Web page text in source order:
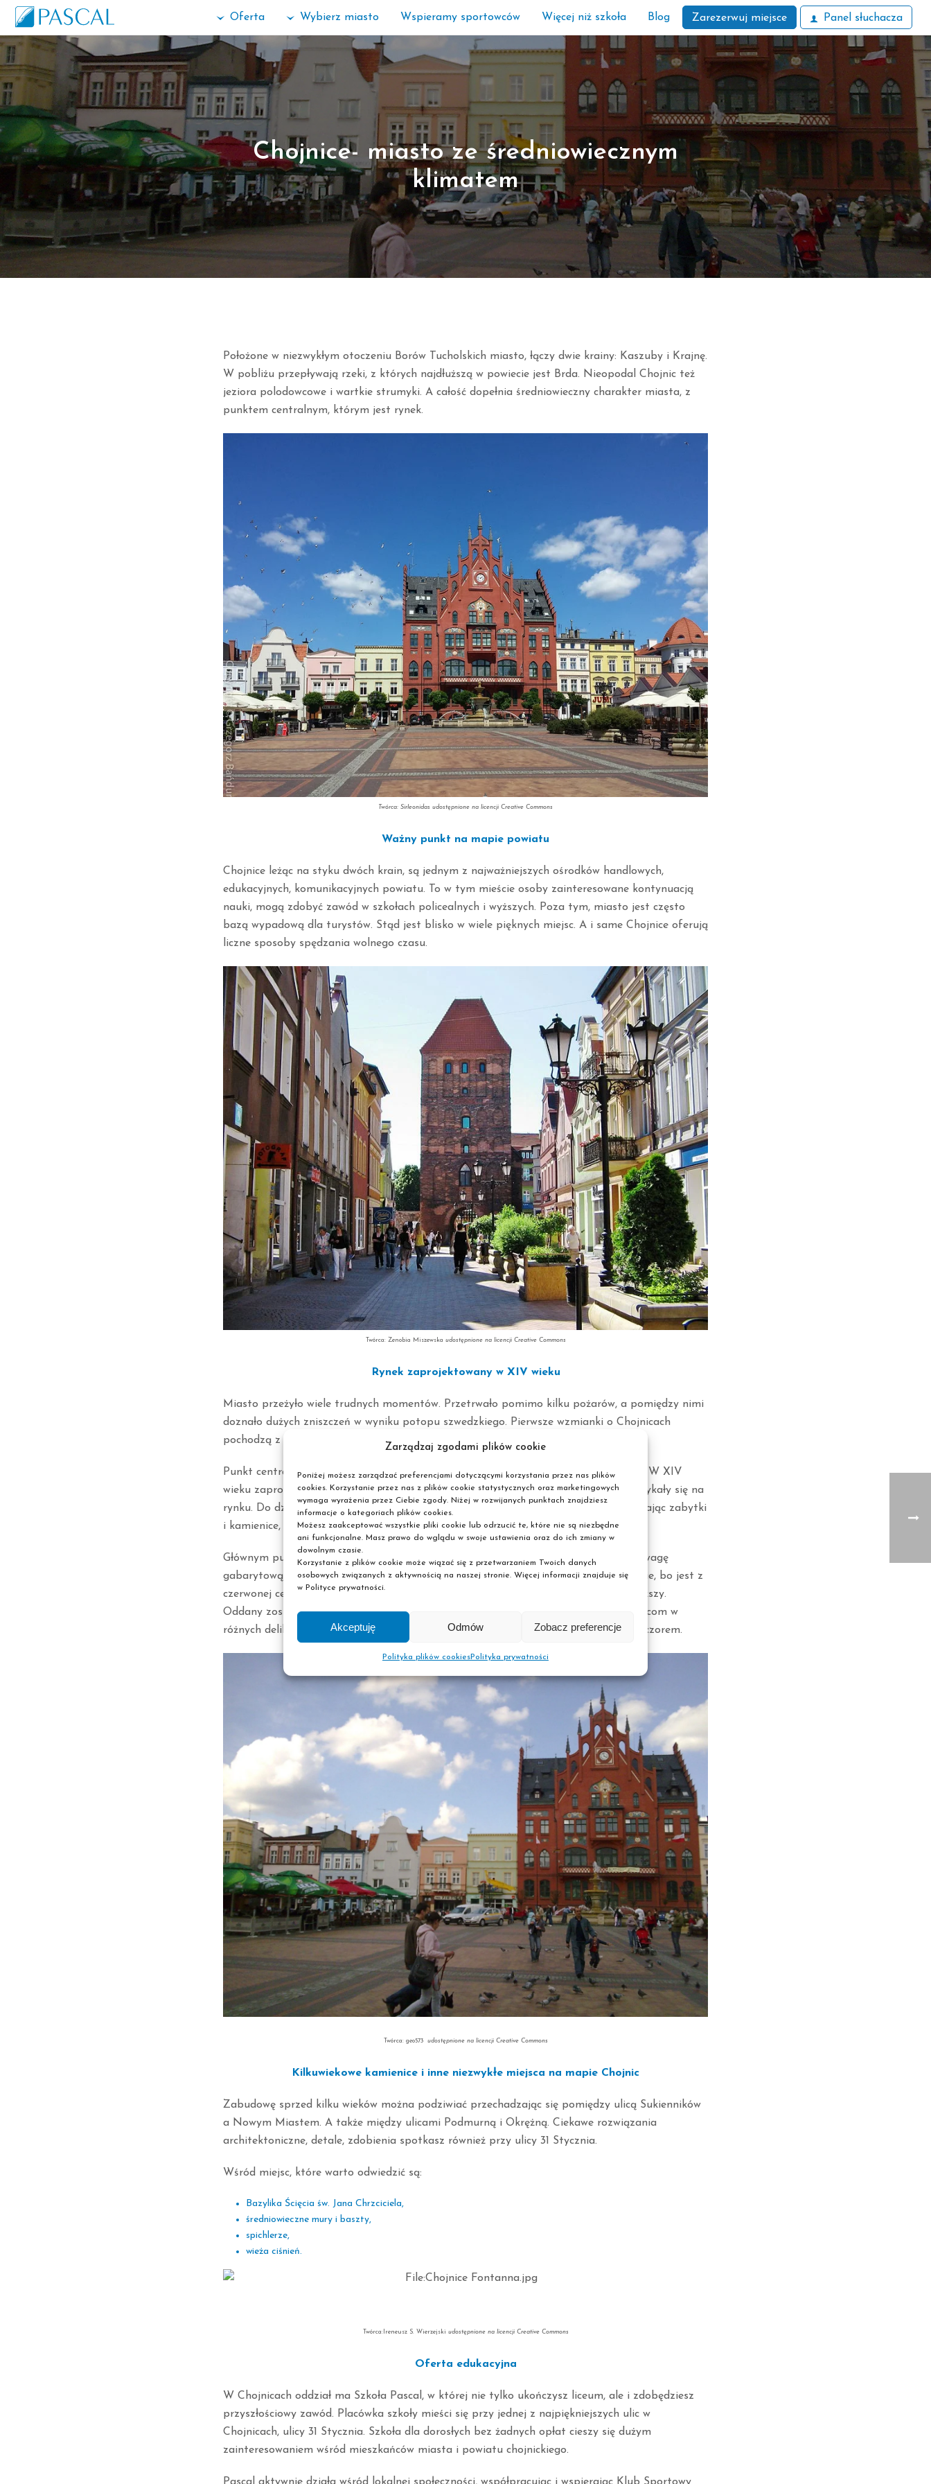
Zarządzaj zgodami plików cookie
Poniżej możesz zarządzać preferencjami dotyczącymi korzystania przez nas plików
cookies. Korzystanie przez nas z plików cookie statystycznych oraz marketingowych
wymaga wyrażenia przez Ciebie zgody. Niżej w rozwijanych punktach znajdziesz
informacje o kategoriach plików cookies.
Możesz zaakceptować wszystkie pliki cookie lub odrzucić te, które nie są niezbędne
ani funkcjonalne. Masz prawo do wglądu w swoje ustawienia oraz do ich zmiany w
dowolnym czasie.
Korzystanie z plików cookie może wiązać się z przetwarzaniem Twoich danych
osobowych związanych z aktywnością na naszej stronie. Więcej informacji znajduje się
w Polityce prywatności.
Akceptuję Odmów Zobacz preferencje
Polityka plików cookiesPolityka prywatności
Oferta Wybierz miasto Wspieramy sportowców Więcej niż szkoła Blog Zarezerwuj miejsce Panel słuchacza
Chojnice- miasto ze średniowiecznym
klimatem
Położone w niezwykłym otoczeniu Borów Tucholskich miasto, łączy dwie krainy: Kaszuby i Krajnę.
W pobliżu przepływają rzeki, z których najdłuższą w powiecie jest Brda. Nieopodal Chojnic też
jeziora polodowcowe i wartkie strumyki. A całość dopełnia średniowieczny charakter miasta, z
punktem centralnym, którym jest rynek.
Twórca: Sirleonidas udostępnione na licencji Creative Commons
Ważny punkt na mapie powiatu
Chojnice leżąc na styku dwóch krain, są jednym z najważniejszych ośrodków handlowych,
edukacyjnych, komunikacyjnych powiatu. To w tym mieście osoby zainteresowane kontynuacją
nauki, mogą zdobyć zawód w szkołach policealnych i wyższych. Poza tym, miasto jest często
bazą wypadową dla turystów. Stąd jest blisko w wiele pięknych miejsc. A i same Chojnice oferują
liczne sposoby spędzania wolnego czasu.
Twórca: Zenobia Miszewska udostępnione na licencji Creative Commons
Rynek zaprojektowany w XIV wieku
Miasto przeżyło wiele trudnych momentów. Przetrwało pomimo kilku pożarów, a pomiędzy nimi
doznało dużych zniszczeń w wyniku potopu szwedzkiego. Pierwsze wzmianki o Chojnicach
pochodzą z XIII wieku.
Punkt centralny miasta to rynek, bardzo urokliwe miejsce o niezwykłym charakterze. W XIV
wieku zaprojektowano układ miasta, wzniesiono mury i wyznaczono ulice, które spotykały się na
rynku. Do dziś można przejść się wąskimi uliczkami, zatapiając w przeszłość, podziwiając zabytki
i kamienice, które wiele widziały.
Głównym punktem rynku, i samego miasta, jest okazały neogotycki ratusz. Ma przewagę
gabarytową nad otaczającymi rynek kamienicami. Odróżnia się również kolorystycznie, bo jest z
czerwonej cegły. I modernistycznymi zdobieniami, które sprawiają, że wygląda na wyższy.
Oddany został do użytku na początku XX wieku. Rynek jest kolorowy, dzięki kamienicom w
różnych delikatnych barwach. A dopełnieniem jest fontanna, która robi wrażenie wieczorem.
Twórca: geo573 udostępnione na licencji Creative Commons
Kilkuwiekowe kamienice i inne niezwykłe miejsca na mapie Chojnic
Zabudowę sprzed kilku wieków można podziwiać przechadzając się pomiędzy ulicą Sukienników
a Nowym Miastem. A także między ulicami Podmurną i Okrężną. Ciekawe rozwiązania
architektoniczne, detale, zdobienia spotkasz również przy ulicy 31 Stycznia.
Wśród miejsc, które warto odwiedzić są:
Bazylika Ścięcia św. Jana Chrzciciela,
średniowieczne mury i baszty,
spichlerze,
wieża ciśnień.
Twórca:Ireneusz S. Wierzejski udostępnione na licencji Creative Commons
Oferta edukacyjna
W Chojnicach oddział ma Szkoła Pascal, w której nie tylko ukończysz liceum, ale i zdobędziesz
przyszłościowy zawód. Placówka szkoły mieści się przy jednej z najpiękniejszych ulic w
Chojnicach, ulicy 31 Stycznia. Szkoła dla dorosłych bez żadnych opłat cieszy się dużym
zainteresowaniem wśród mieszkańców miasta i powiatu chojnickiego.